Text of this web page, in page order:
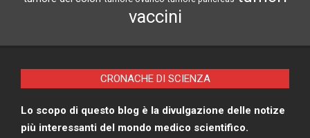
vaccini
CRONACHE DI SCIENZA
Lo scopo di questo blog è la divulgazione delle notize
più interessanti del mondo medico scientifico.